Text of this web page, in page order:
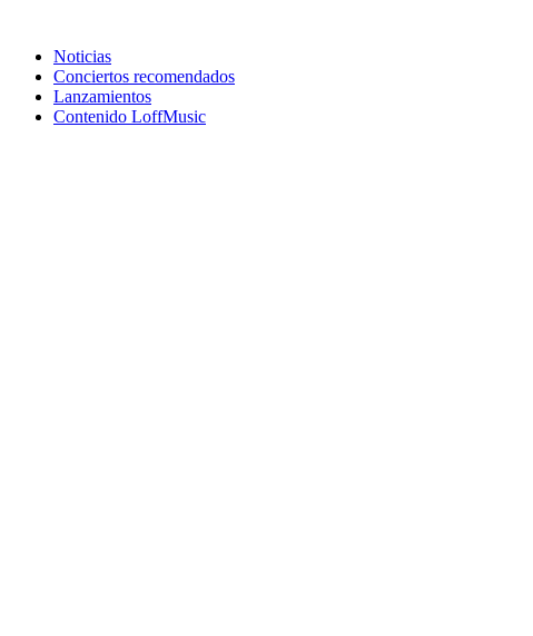
Noticias
Conciertos recomendados
Lanzamientos
Contenido LoffMusic